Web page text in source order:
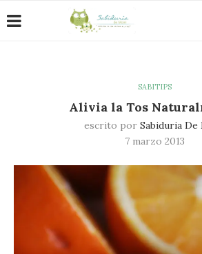
SABITIPS
Alivia la Tos
escrito por Sabiduria De
7 marzo 2013